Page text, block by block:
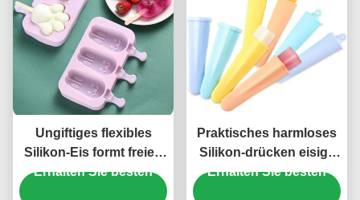
Ungiftiges flexibles
Silikon-Eis formt freien
geschmacklosen Grad
Erhalten Sie besten
Praktisches harmloses
Silikon-drücken eisige
Pole-Formen, FDA-
Erhalten Sie besten